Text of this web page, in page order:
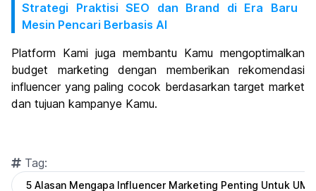
Strategi Praktisi SEO dan Brand di Era Baru
Mesin Pencari Berbasis AI
Platform Kami juga membantu Kamu mengoptimalkan
budget marketing dengan memberikan rekomendasi
influencer yang paling cocok berdasarkan target market
dan tujuan kampanye Kamu.
Tag:
5 Alasan Mengapa Influencer Marketing Penting Untuk